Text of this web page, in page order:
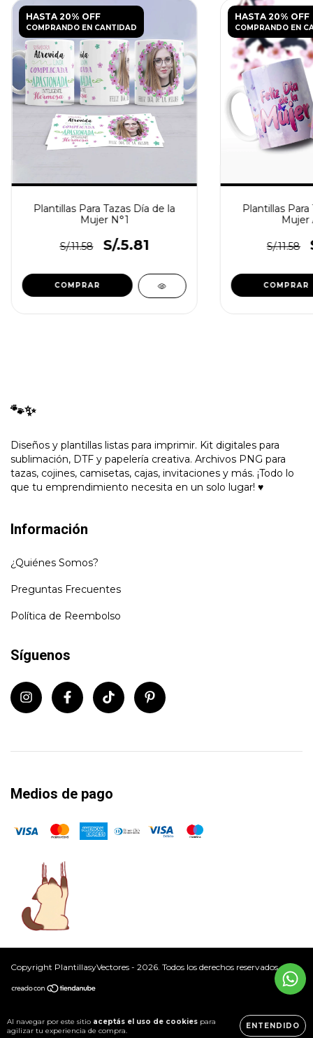
Al navegar por este sitio aceptás el uso de cookies para
agilizar tu experiencia de compra.
ENTENDIDO
HASTA 20% OFF
COMPRANDO EN CANTIDAD
Plantillas Para Tazas Día de la
Mujer N°1
S/.11.58 S/.5.81
HASTA 20% OFF
COMPRANDO EN
Plantillas
Mujer
S/.11.58
🐾✨
Diseños y plantillas listas para imprimir. Kit digitales para
sublimación, DTF y papelería creativa. Archivos PNG para
tazas, cojines, camisetas, cajas, invitaciones y más. ¡Todo lo
que tu emprendimiento necesita en un solo lugar! ♥
Información
¿Quiénes Somos?
Preguntas Frecuentes
Política de Reembolso
Síguenos
Medios de pago
Copyright PlantillasyVectores - 2026. Todos los derechos reservados.